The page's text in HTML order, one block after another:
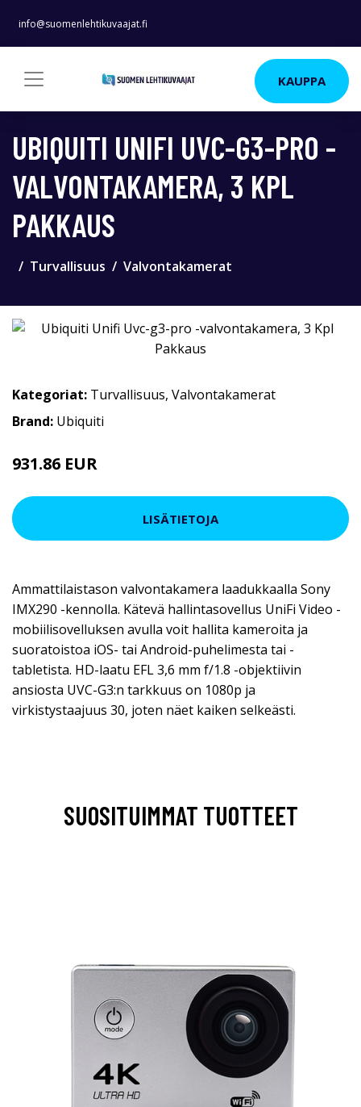
info@suomenlehtikuvaajat.fi
KAUPPA
UBIQUITI UNIFI UVC-G3-PRO -
VALVONTAKAMERA, 3 KPL
PAKKAUS
Turvallisuus Valvontakamerat
Kategoriat: Turvallisuus, Valvontakamerat
Brand: Ubiquiti
931.86 EUR
LISÄTIETOJA
Ammattilaistason valvontakamera laadukkaalla Sony
IMX290 -kennolla. Kätevä hallintasovellus UniFi Video -
mobiilisovelluksen avulla voit hallita kameroita ja
suoratoistoa iOS- tai Android-puhelimesta tai -
tabletista. HD-laatu EFL 3,6 mm f/1.8 -objektiivin
ansiosta UVC-G3:n tarkkuus on 1080p ja
virkistystaajuus 30, joten näet kaiken selkeästi.
SUOSITUIMMAT TUOTTEET